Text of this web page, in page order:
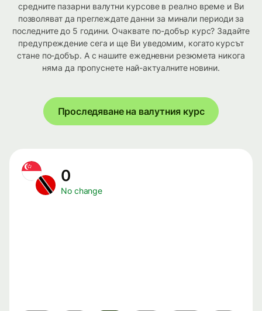
средните пазарни валутни курсове в реално време и Ви
позволяват да преглеждате данни за минали периоди за
последните до 5 години. Очаквате по-добър курс? Задайте
предупреждение сега и ще Ви уведомим, когато курсът
стане по-добър. А с нашите ежедневни резюмета никога
няма да пропуснете най-актуалните новини.
Проследяване на валутния курс
0
No change